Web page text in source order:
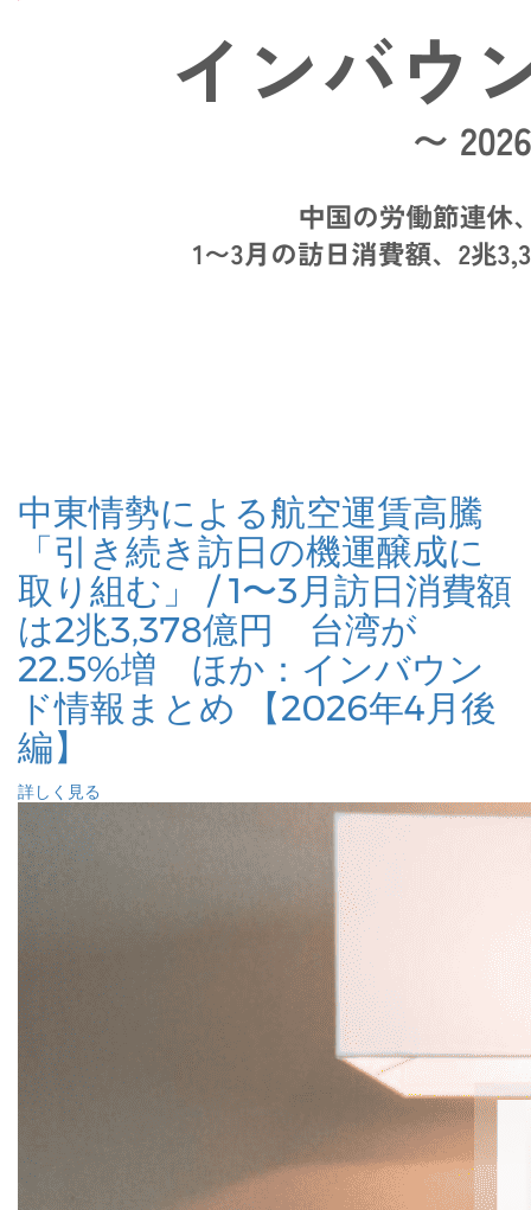
中東情勢による航空運賃高騰
「引き続き訪日の機運醸成に
取り組む」 / 1〜3月訪日消費額
は2兆3,378億円 台湾が
22.5%増 ほか：インバウン
ド情報まとめ 【2026年4月後
編】
詳しく見る